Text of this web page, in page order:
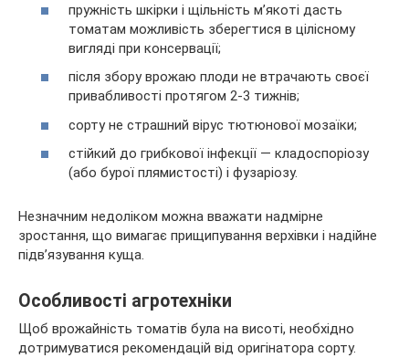
пружність шкірки і щільність м’якоті дасть
томатам можливість зберегтися в цілісному
вигляді при консервації;
після збору врожаю плоди не втрачають своєї
привабливості протягом 2-3 тижнів;
сорту не страшний вірус тютюнової мозаїки;
стійкий до грибкової інфекції — кладоспоріозу
(або бурої плямистості) і фузаріозу.
Незначним недоліком можна вважати надмірне
зростання, що вимагає прищипування верхівки і надійне
підв’язування куща.
Особливості агротехніки
Щоб врожайність томатів була на висоті, необхідно
дотримуватися рекомендацій від оригінатора сорту.